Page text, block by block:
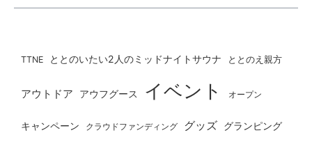
TTNE ととのいたい2人のミッドナイトサウナ ととのえ親方
アウトドア アウフグース イベント オープン
キャンペーン クラウドファンディング グッズ グランピング